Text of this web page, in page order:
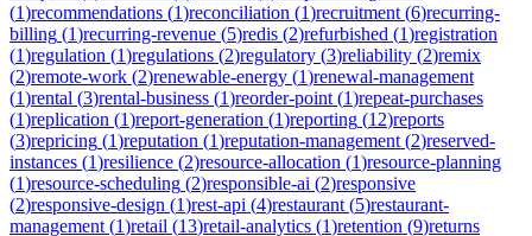
(1)recommendations (1)reconciliation (1)recruitment (6)recurring-
billing (1)recurring-revenue (5)redis (2)refurbished (1)registration
(1)regulation (1)regulations (2)regulatory (3)reliability (2)remix
(2)remote-work (2)renewable-energy (1)renewal-management
(1)rental (3)rental-business (1)reorder-point (1)repeat-purchases
(1)replication (1)report-generation (1)reporting (12)reports
(3)repricing (1)reputation (1)reputation-management (2)reserved-
instances (1)resilience (2)resource-allocation (1)resource-planning
(1)resource-scheduling (2)responsible-ai (2)responsive
(2)responsive-design (1)rest-api (4)restaurant (5)restaurant-
management (1)retail (13)retail-analytics (1)retention (9)returns